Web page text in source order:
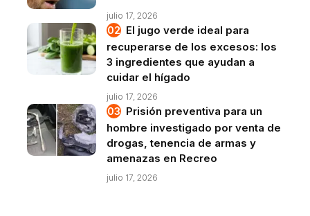
julio 17, 2026
El jugo verde ideal para
recuperarse de los excesos: los
3 ingredientes que ayudan a
cuidar el hígado
julio 17, 2026
Prisión preventiva para un
hombre investigado por venta de
drogas, tenencia de armas y
amenazas en Recreo
julio 17, 2026